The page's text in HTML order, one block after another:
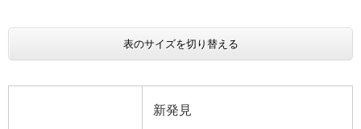
表のサイズを切り替える
新発見